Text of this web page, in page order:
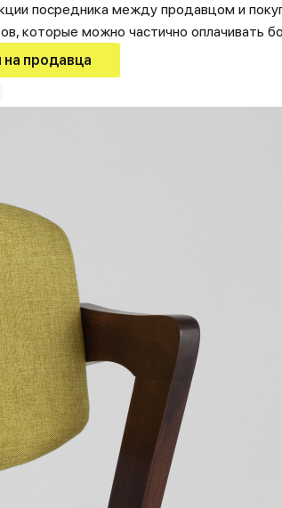
продавца
посредника между продавцом и
которые можно частично оплачивать